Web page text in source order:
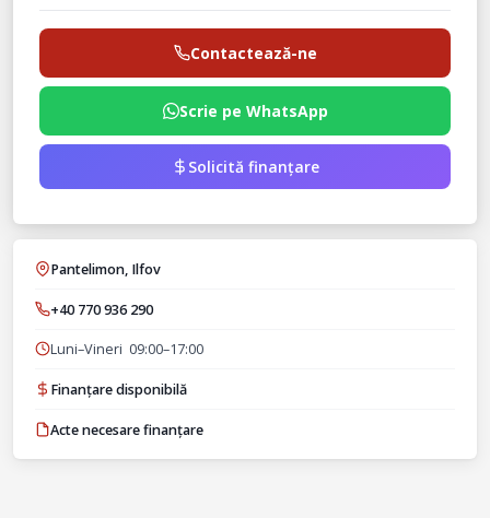
Contactează-ne
Scrie pe WhatsApp
Solicită finanțare
Pantelimon, Ilfov
+40 770 936 290
Luni–Vineri 09:00–17:00
Finanțare disponibilă
Acte necesare finanțare